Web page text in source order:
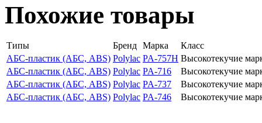
Похожие товары
Типы Бренд Марка
Класс
АБС-пластик (АБС, ABS) Polylac PA-757H Высокотекучие
АБС-пластик (АБС, ABS) Polylac PA-716
Высокотекучие
АБС-пластик (АБС, ABS) Polylac PA-737
Высокотекучие
АБС-пластик (АБС, ABS) Polylac PA-746 Высокотекучие